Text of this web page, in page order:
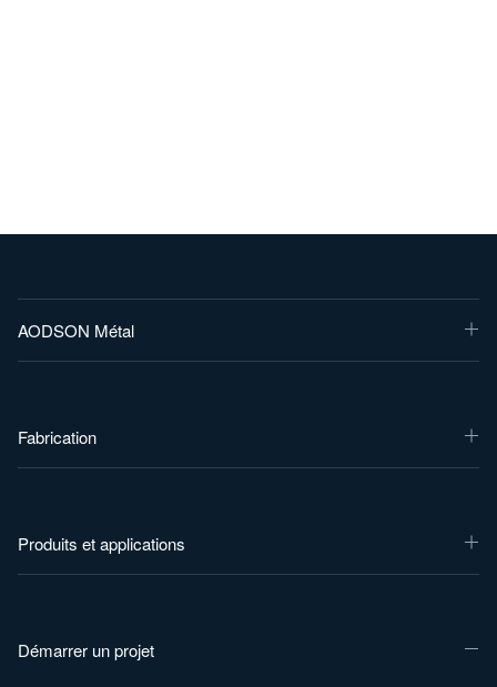
AODSON Métal
Fabrication
Produits et applications
Démarrer un projet